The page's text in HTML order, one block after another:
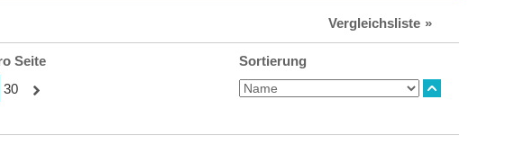
Vergleichsliste
Seite
30
Sortierung